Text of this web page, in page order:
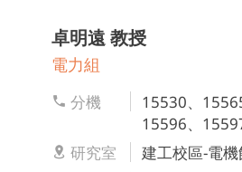
卓明遠教授
電力組
分機
15530、
15596、
研究室
建工校區-電